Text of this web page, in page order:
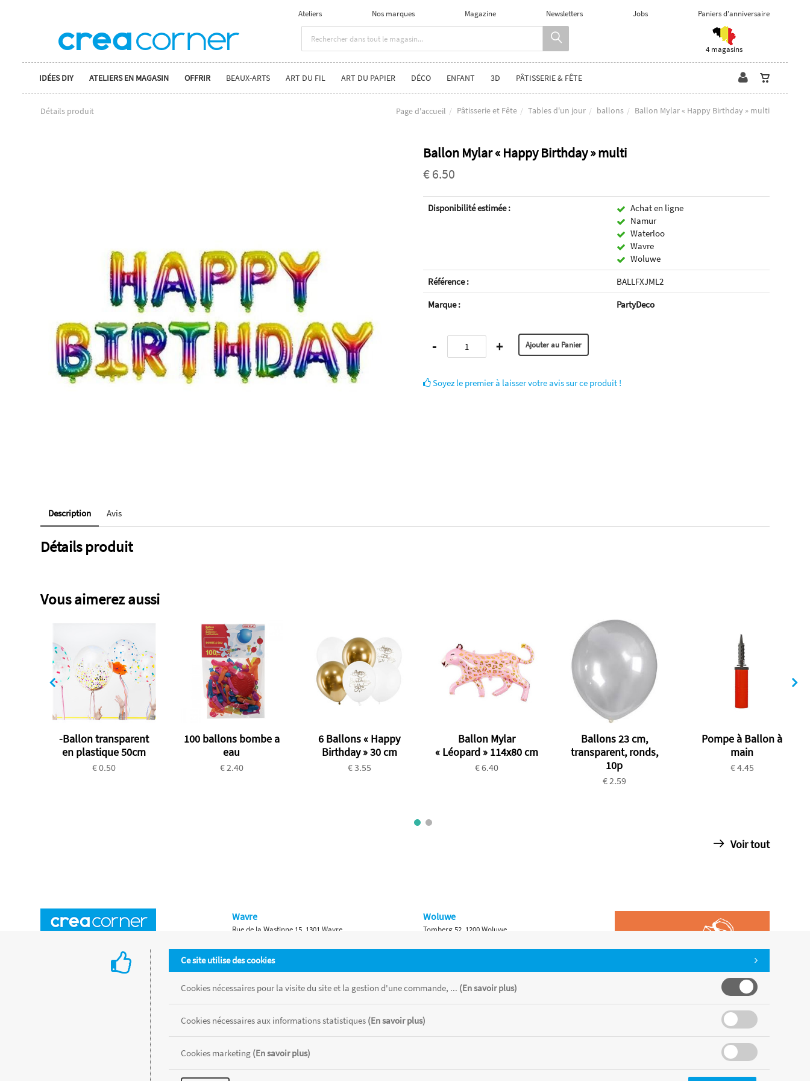
Ateliers Nos marques Magazine Newsletters Jobs Paniers d'anniversaire
4 magasins
IDÉES DIY ATELIERS EN MAGASIN OFFRIR BEAUX-ARTS ART DU FIL ART DU PAPIER DÉCO ENFANT 3D PÂTISSERIE & FÊTE
Détails produit Page d'accueil Pâtisserie et Fête Tables d'un jour ballons Ballon Mylar « Happy Birthday » multi
Ballon Mylar « Happy Birthday » multi
€ 6.50
Disponibilité estimée :
Achat en ligne
Namur
Waterloo
Wavre
Woluwe
Référence :
BALLFXJML2
Marque :
PartyDeco
- +
Soyez le premier à laisser votre avis sur ce produit !
Description Avis
Détails produit
Vous aimerez aussi
-Ballon transparent
en plastique 50cm
€ 0.50
100 ballons bombe a
eau
€ 2.40
6 Ballons « Happy
Birthday » 30 cm
€ 3.55
Ballon Mylar
« Léopard » 114x80 cm
€ 6.40
Ballons 23 cm,
transparent, ronds,
10p
€ 2.59
Pompe à Ballon à
main
€ 4.45
Voir tout
Ce site utilise des cookies
Cookies nécessaires pour la visite du site et la gestion d'une commande, ... (En savoir plus)
Cookies nécessaires aux informations statistiques (En savoir plus)
Cookies marketing (En savoir plus)
Wavre
Rue de la Wastinne 15, 1301 Wavre
Waterloo
Chaussée de Bruxelles 315, 1410 Waterloo
Woluwe
Tomberg 52, 1200 Woluwe
Namur
Tous les produits sont vendus dans la limite des stocks disponibles de chaque magasin, toutes taxes comprises.